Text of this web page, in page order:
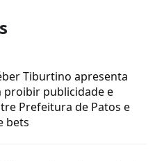
Tiburtino apresenta
proibir publicidade e
Prefeitura de Patos e
bets